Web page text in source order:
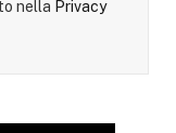
nella Privacy